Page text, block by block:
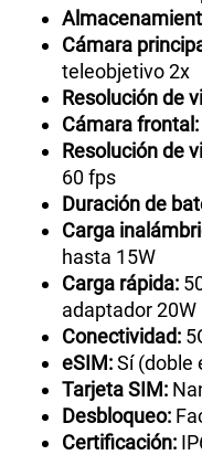
Cámara
teleobjetivo 2x
Resolución de
Cámara frontal:
Resolución de
60 fps
Duración de
Carga
hasta 15W
Carga rápida:
adaptador 20W
Conectividad:
eSIM:Sí (doble
Tarjeta SIM:
Desbloqueo:
Certificación: